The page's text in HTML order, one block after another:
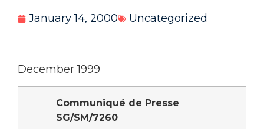
January 14, 2000 Uncategorized
December 1999
Communiqué de Presse
SG/SM/7260